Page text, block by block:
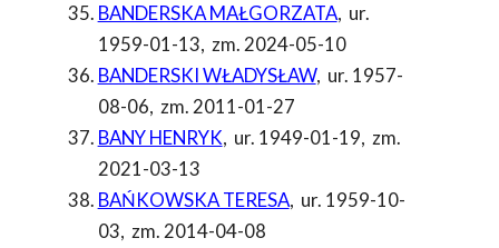
BANDERSKA MAŁGORZATA, ur.
1959-01-13, zm. 2024-05-10
BANDERSKI WŁADYSŁAW, ur. 1957-
08-06, zm. 2011-01-27
BANY HENRYK, ur. 1949-01-19, zm.
2021-03-13
BAŃKOWSKA TERESA, ur. 1959-10-
03, zm. 2014-04-08